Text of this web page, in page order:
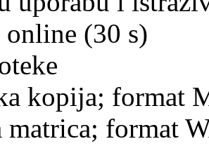
online (30 s)
kopija; format
format